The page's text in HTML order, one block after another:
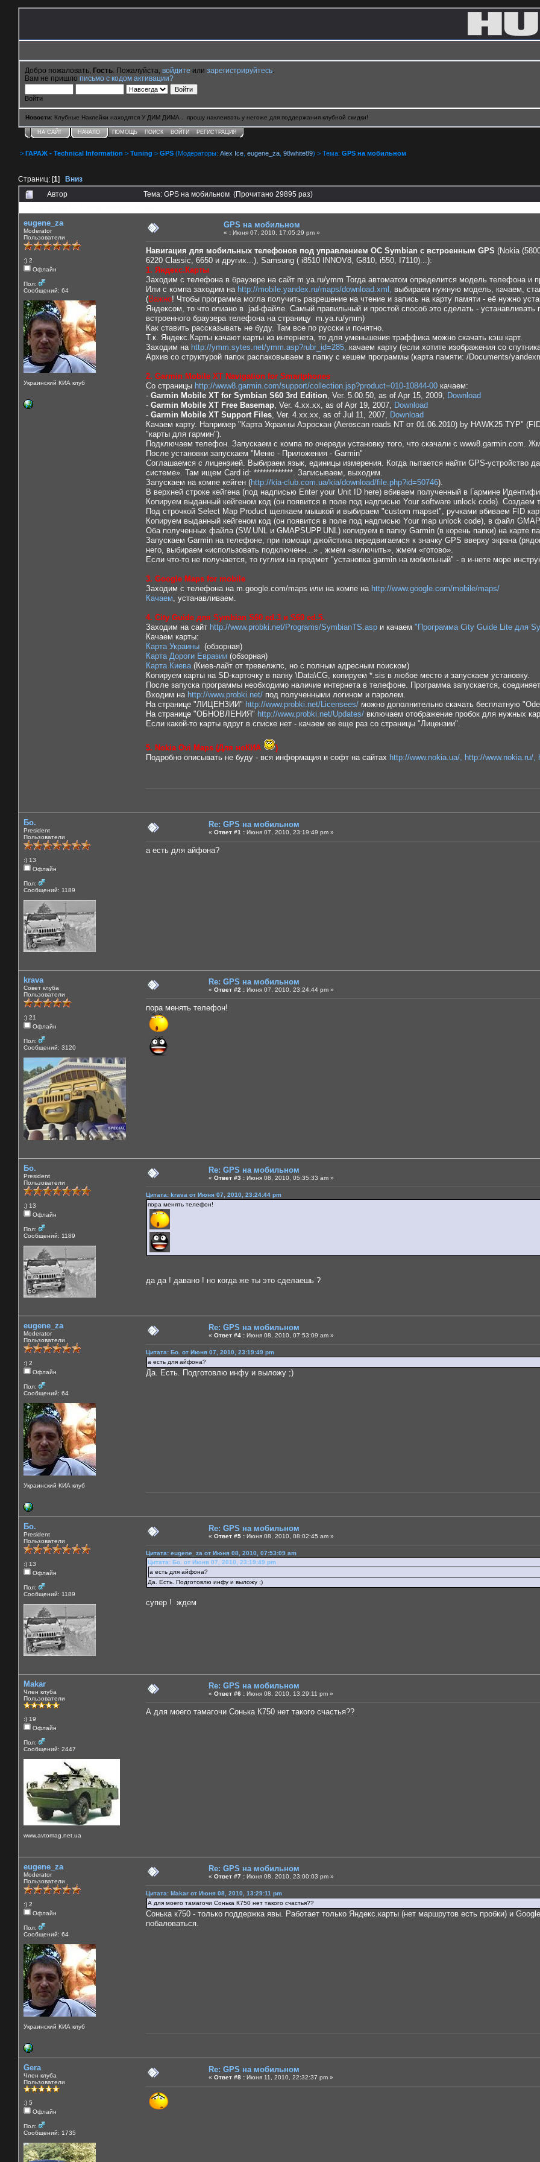
Добро пожаловать, Гость . Пожалуйста, войдите или зарегистрируйтесь
Вам не пришло письмо с кодом активации?
Войти
Новости: Клубные Наклейки находятся У ДИМ ДИМА . прошу наклеивать у негоже для поддержания клубной скидки!
НА САЙТ НАЧАЛО ПОМОЩЬ ПОИСК ВОЙТИ РЕГИСТРАЦИЯ
> ГАРАЖ - Technical Information > Tuning > GPS (Модераторы: Alex Ice eugene_za 98white89) > Тема: GPS на мобильном
Страниц: [1] Вниз
Автор Тема: GPS на мобильном (Прочитано 29895 раз)
eugene_za
Moderator
Пользователи
:) 2
Офлайн
Пол:
Сообщений: 64
Украинский КИА клуб
GPS на мобильном
« : Июня 07, 2010, 17:05:29 pm »
Навигация для мобильных телефонов под управлением ОС Symbian с встроенным GPS (Nokia
6220 Classic, 6650 и других...), Samsung ( i8510 INNOV8, G810, i550, I7110)...):
1. Яндекс.Карты
Заходим с телефона в браузере на сайт m.ya.ru/ymm Тогда автоматом определится модель телефона и
Или с компа заходим на http://mobile.yandex.ru/maps/download.xml,
выбираем нужную модель, качаем,
(Важно! Чтобы программа могла получить разрешение на чтение и запись на карту памяти - её нужно
Яндексом, то что опиано в .jad-файле. Самый правильный и простой способ это сделать -
встроенного браузера телефона на страницу m.ya.ru/ymm)
Как ставить рассказывать не буду. Там все по русски и понятно.
Т.к. Яндекс.Карты качают карты из интернета, то для уменьшения траффика можно скачать кэш карт.
Заходим на http://ymm.sytes.net/ymm.asp?rubr_id=285, качаем карту (если хотите изображения со
Архив со структурой папок распаковываем в папку с кешем программы (карта памяти: /Documents/
2. Garmin Mobile XT Navigation for Smartphones
Со страницы http://www8.garmin.com/support/collection.jsp?product=010-10844-00 качаем:
- Garmin Mobile XT for Symbian S60 3rd Edition , Ver. 5.00.50, as of Apr 15, 2009, Download
- Garmin Mobile XT Free Basemap , Ver. 4.xx.xx, as of Apr 19, 2007, Download
- Garmin Mobile XT Support Files , Ver. 4.xx.xx, as of Jul 11, 2007, Download
Качаем карту. Например "Карта Украины Аэроскан (Aeroscan roads NT от 01.06.2010) by HAWK25 TYP"
"карты для гармин").
Подключаем телефон. Запускаем с компа по очереди установку того, что скачали с www8.garmin.com.
После установки запускаем "Меню - Приложения - Garmin"
Соглашаемся с лицензией. Выбираем язык, единицы измерения. Когда пытается найти GPS-устройство
системе». Там ищем Card id: *************. Записываем, выходим.
Запускаем на компе кейген (http://kia-club.com.ua/kia/download/file.php?id=50746).
В верхней строке кейгена (под надписью Enter your Unit ID here) вбиваем полученный в Гармине
Копируем выданный кейгеном код (он появится в поле под надписью Your software unlock code). Создаем
Под строчкой Select Map Product щелкаем мышкой и выбираем "custom mapset", ручками вбиваем FID
Копируем выданный кейгеном код (он появится в поле под надписью Your map unlock code), в файл
Оба полученных файла (SW.UNL и GMAPSUPP.UNL) копируем в папку Garmin (в корень папки) на карте
Запускаем Garmin на телефоне, при помощи джойстика передвигаемся к значку GPS вверху экрана
него, выбираем «использовать подключенн...» , жмем «включить», жмем «готово».
Если что-то не получается, то гуглим на предмет "установка garmin на мобильный" - в и-нете море
3. Google Maps for mobile
Заходим с телефона на m.google.com/maps или на компе на http://www.google.com/mobile/maps/
Качаем , устанавливаем.
4. City Guide для Symbian S60 ed.3 и S60 ed.5.
Заходим на сайт http://www.probki.net/Programs/SymbianTS.asp и качаем "Программа City Guide Lite для
Качаем карты:
Карта Украины (обзорная)
Карта Дороги Евразии (обзорная)
Карта Киева (Киев-лайт от тревелжпс, но с полным адресным поиском)
Копируем карты на SD-карточку в папку \Data\CG, копируем *.sis в любое место и запускаем установку.
После запуска программы необходимо наличие интернета в телефоне. Программа запускается,
Входим на http://www.probki.net/ под полученными логином и паролем.
На странице "ЛИЦЕНЗИИ" http://www.probki.net/Licensees/ можно дополнительно скачать бесплатную
На странице "ОБНОВЛЕНИЯ" http://www.probki.net/Updates/ включаем отображение пробок для нужных
Если какой-то карты вдруг в списке нет - качаем ее еще раз со страницы "Лицензии".
5. Nokia Ovi Maps (Для ноКИА
)
Подробно описывать не буду - вся информация и софт на сайтах http://www.nokia.ua/, http://www.nokia.ru/,
Бо.
President
Пользователи
:) 13
Офлайн
Пол:
Сообщений: 1189
Re: GPS на мобильном
« Ответ #1 : Июня 07, 2010, 23:19:49 pm »
а есть для айфона?
krava
Совет клуба
Пользователи
:) 21
Офлайн
Пол:
Сообщений: 3120
Re: GPS на мобильном
« Ответ #2 : Июня 07, 2010, 23:24:44 pm »
пора менять телефон!
Бо.
President
Пользователи
:) 13
Офлайн
Пол:
Сообщений: 1189
Re: GPS на мобильном
« Ответ #3 : Июня 08, 2010, 05:35:33 am »
Цитата: krava от Июня 07, 2010, 23:24:44 pm
пора менять телефон!
да да ! давано ! но когда же ты это сделаешь ?
eugene_za
Moderator
Пользователи
:) 2
Офлайн
Пол:
Сообщений: 64
Украинский КИА клуб
Re: GPS на мобильном
« Ответ #4 : Июня 08, 2010, 07:53:09 am »
Цитата: Бо. от Июня 07, 2010, 23:19:49 pm
а есть для айфона?
Да. Есть. Подготовлю инфу и выложу ;)
Бо.
President
Пользователи
:) 13
Офлайн
Пол:
Сообщений: 1189
Re: GPS на мобильном
« Ответ #5 : Июня 08, 2010, 08:02:45 am »
Цитата: eugene_za от Июня 08, 2010, 07:53:09 am
Цитата: Бо. от Июня 07, 2010, 23:19:49 pm
а есть для айфона?
Да. Есть. Подготовлю инфу и выложу ;)
супер ! ждем
Makar
Член клуба
Пользователи
:) 19
Офлайн
Пол:
Сообщений: 2447
www.avtomag.net.ua
Re: GPS на мобильном
« Ответ #6 : Июня 08, 2010, 13:29:11 pm »
А для моего тамагочи Сонька К750 нет такого счастья??
eugene_za
Moderator
Пользователи
:) 2
Офлайн
Пол:
Сообщений: 64
Украинский КИА клуб
Re: GPS на мобильном
« Ответ #7 : Июня 08, 2010, 23:00:03 pm »
Цитата: Makar от Июня 08, 2010, 13:29:11 pm
А для моего тамагочи Сонька К750 нет такого счастья??
Сонька к750 - только поддержка явы. Работает только Яндекс.карты (нет маршрутов есть пробки) и
побаловаться.
Gera
Член клуба
Пользователи
:) 5
Офлайн
Пол:
Сообщений: 1735
Re: GPS на мобильном
« Ответ #8 : Июня 11, 2010, 22:32:37 pm »